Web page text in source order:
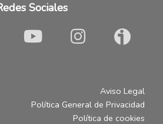
Sociales
Aviso Legal
Política General de Privacidad
Política de cookies